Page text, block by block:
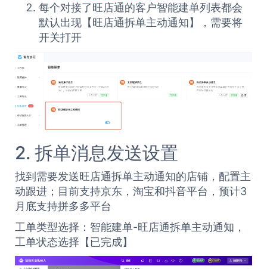
每个对接了旺店通的客户智能建单列表都会
默认出现【旺店通拆单主动通知】，需要将
开关打开
2. 拆单消息发送设置
找到需要发送旺店通拆单主动通知的店铺，配置主
动跟进；目前支持京东，淘宝和抖音平台，预计3
月底支持拼多多平台
工单类型选择：智能建单-旺店通拆单主动通知，
工单状态选择【已完成】